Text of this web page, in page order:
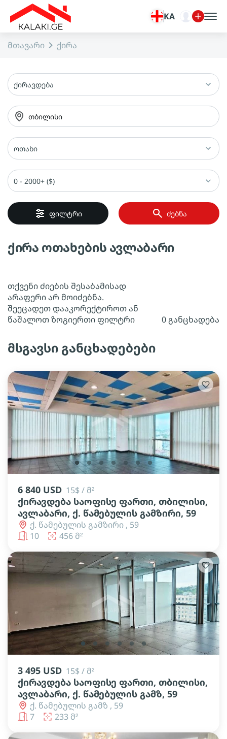
KA
მთავარი ქირა
ქირავდება
თბილისი
ოთახი
0 - 2000+ ($)
ფილტრი ძებნა
ქირა ოთახების ავლაბარი
თქვენი ძიების შესაბამისად
არაფერი არ მოიძებნა.
შეეცადეთ დააკორექტიროთ ან
წაშალოთ ზოგიერთი ფილტრი
0 განცხადება
მსგავსი განცხადებები
lens lens lens lens lens lens lens
6 840 USD 15$ / მ²
ქირავდება საოფისე ფართი, თბილისი,
ავლაბარი, ქ. წამებულის გამზირი, 59
ქ. წამებულის გამზირი , 59
10
456 მ²
lens lens lens lens lens lens
3 495 USD 15$ / მ²
ქირავდება საოფისე ფართი, თბილისი,
ავლაბარი, ქ. წამებულის გამზ, 59
ქ. წამებულის გამზ , 59
7
233 მ²